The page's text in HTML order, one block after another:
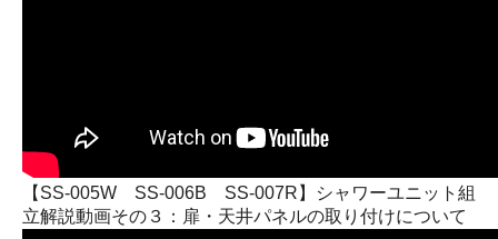
【SS-005W SS-006B SS-007R】シャワーユニット組
立解説動画その３：扉・天井パネルの取り付けについて